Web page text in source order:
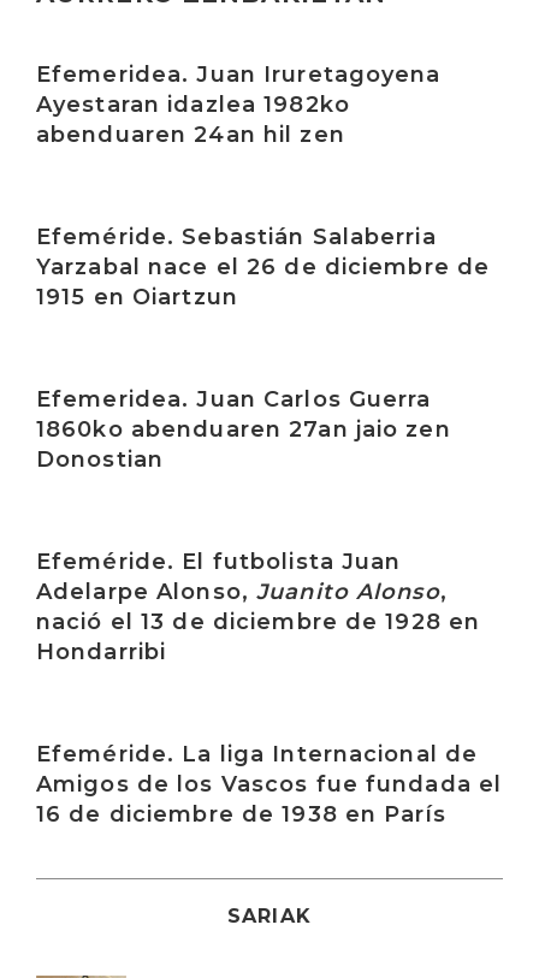
Efemeridea. Juan Iruretagoyena
Ayestaran idazlea 1982ko
abenduaren 24an hil zen
Efeméride. Sebastián Salaberria
Yarzabal nace el 26 de diciembre de
1915 en Oiartzun
Efemeridea. Juan Carlos Guerra
1860ko abenduaren 27an jaio zen
Donostian
Efeméride. El futbolista Juan
Adelarpe Alonso,Juanito Alonso,
nació el 13 de diciembre de 1928 en
Hondarribi
Efeméride. La liga Internacional de
Amigos de los Vascos fue fundada el
16 de diciembre de 1938 en París
SARIAK